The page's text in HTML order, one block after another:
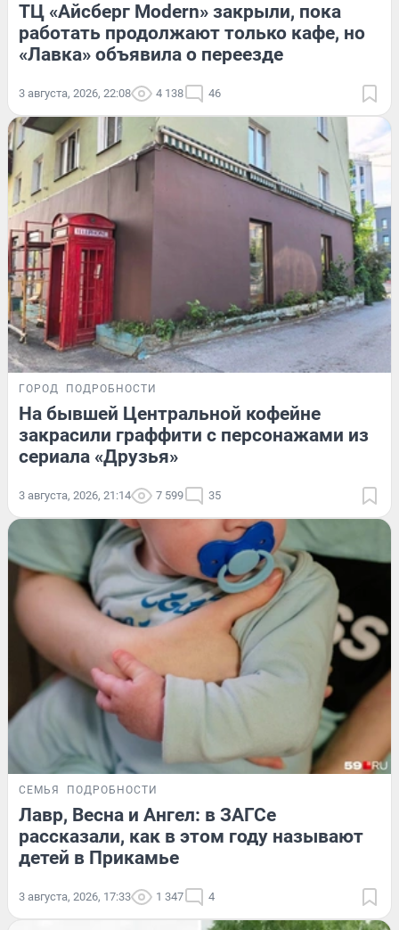
ТЦ «Айсберг Modern» закрыли, пока
работать продолжают только кафе, но
«Лавка» объявила о переезде
3 августа, 2026, 22:08 4 138 46
ГОРОД ПОДРОБНОСТИ
На бывшей Центральной кофейне
закрасили граффити с персонажами из
сериала «Друзья»
3 августа, 2026, 21:14 7 599 35
СЕМЬЯ ПОДРОБНОСТИ
Лавр, Весна и Ангел: в ЗАГСе
рассказали, как в этом году называют
детей в Прикамье
3 августа, 2026, 17:33 1 347 4